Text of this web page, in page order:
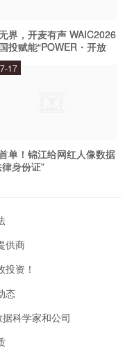
，不同品牌和型号
，还可能需要支付
POS机维护、技术
相应的费用。
几个方面：
界，开麦有声 WAIC2026
投赋能“POWER・开放
成功举办
单！锦江给网红人像数据
律身份证”
17
供商
资！
态
科学家和公司